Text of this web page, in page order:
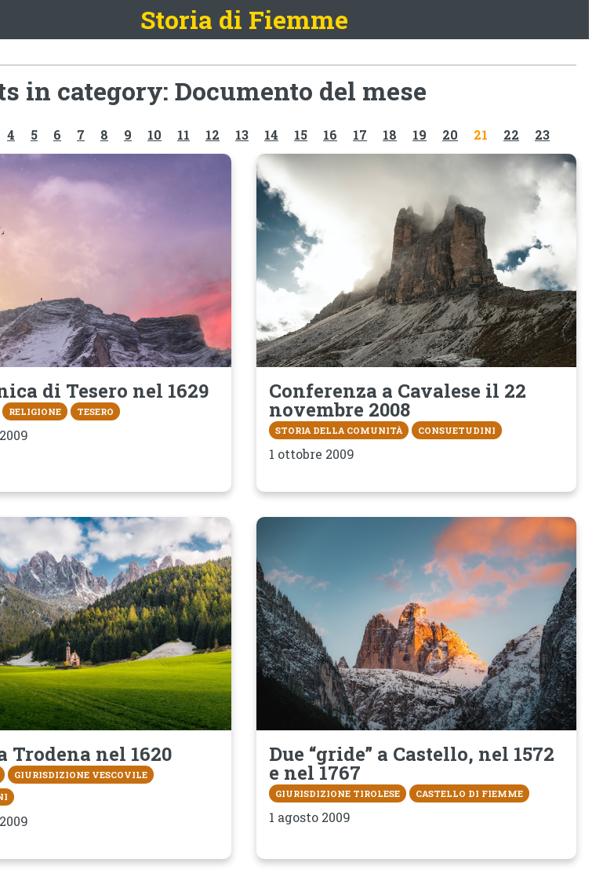
Storia di Fiemme
in category: Documento del mese
4 5 6 7 8 9 10 11 12 13 14 15 16 17 18 19 20 21 22 23
di Tesero nel 1629
RELIGIONE TESERO
Conferenza a Cavalese il 22
novembre 2008
STORIA DELLA COMUNITÀ CONSUETUDINI
1 ottobre 2009
Trodena nel 1620
GIURISDIZIONE VESCOVILE
Due “gride” a Castello, nel 1572
e nel 1767
GIURISDIZIONE TIROLESE CASTELLO DI FIEMME
1 agosto 2009